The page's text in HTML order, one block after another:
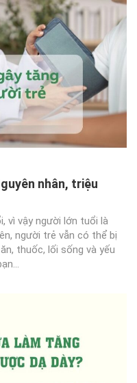
nhân, triệu
vì vậy người lớn tuổi là
người trẻ vẫn có thể bị
thuốc, lối sống và yếu